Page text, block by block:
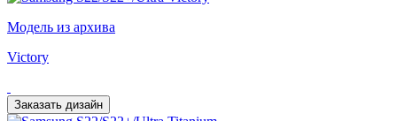
Модель из архива
Victory
Заказать дизайн